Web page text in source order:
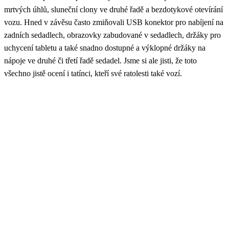
mrtvých úhlů, sluneční clony ve druhé řadě a bezdotykové otevírání
vozu. Hned v závěsu často zmiňovali USB konektor pro nabíjení na
zadních sedadlech, obrazovky zabudované v sedadlech, držáky pro
uchycení tabletu a také snadno dostupné a výklopné držáky na
nápoje ve druhé či třetí řadě sedadel. Jsme si ale jisti, že toto
všechno jistě ocení i tatínci, kteří své ratolesti také vozí.